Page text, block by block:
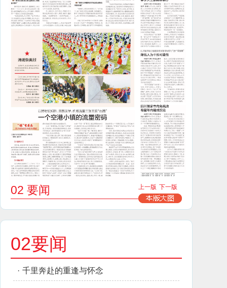
02 要闻 上一版 下一版
02要闻
· 千里奔赴的重逢与怀念